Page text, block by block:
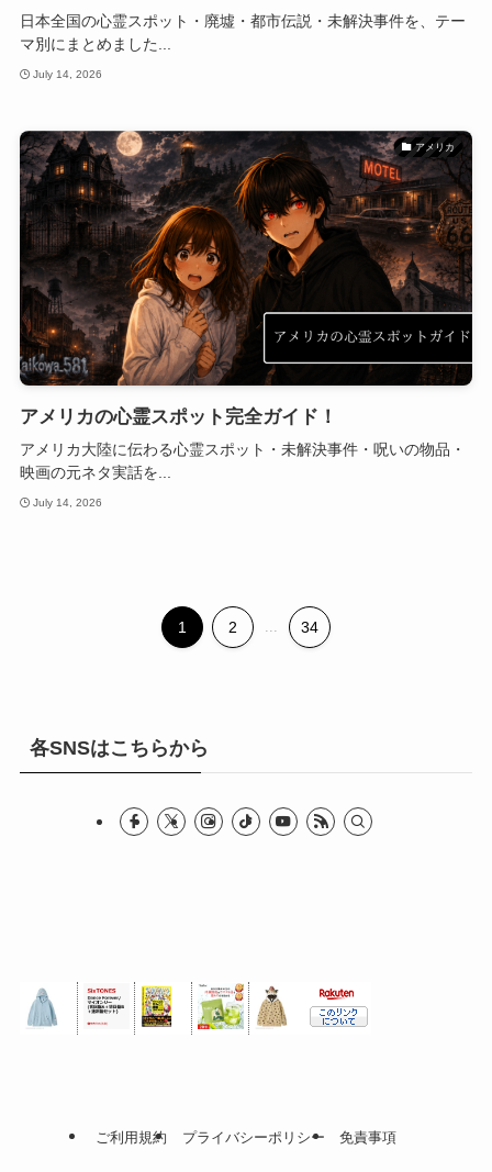
日本全国の心霊スポット・廃墟・都市伝説・未解決事件を、テー
マ別にまとめました...
July 14, 2026
アメリカ
アメリカの心霊スポット完全ガイド！
アメリカ大陸に伝わる心霊スポット・未解決事件・呪いの物品・
映画の元ネタ実話を...
July 14, 2026
1 2 34
各SNSはこちらから
ご利用規約 プライバシーポリシー 免責事項